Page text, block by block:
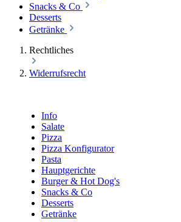
Snacks & Co
Desserts
Getränke
Rechtliches
Widerrufsrecht
Info
Salate
Pizza
Pizza Konfigurator
Pasta
Hauptgerichte
Burger & Hot Dog's
Snacks & Co
Desserts
Getränke